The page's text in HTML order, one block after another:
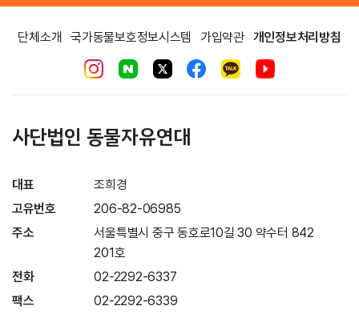
단체소개 국가동물보호정보시스템 가입약관 개인정보처리방침
사단법인 동물자유연대
대표
조희경
고유번호
206-82-06985
주소
서울특별시 중구 동호로10길 30 약수터 842
201호
전화
02-2292-6337
팩스
02-2292-6339